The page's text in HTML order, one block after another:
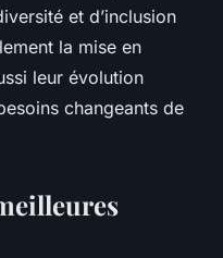
et d’inclusion
la mise en
leur évolution
changeants de